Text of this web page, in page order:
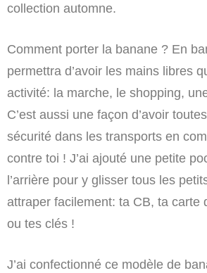
collection automne.
Comment porter la banane ? En
permettra d’avoir les mains libres
activité: la marche, le shopping,
C’est aussi une façon d’avoir
sécurité dans les transports en
contre toi ! J’ai ajouté une petite
l’arrière pour y glisser tous les
attraper facilement: ta CB, ta carte
ou tes clés !
J’ai confectionné ce modèle de